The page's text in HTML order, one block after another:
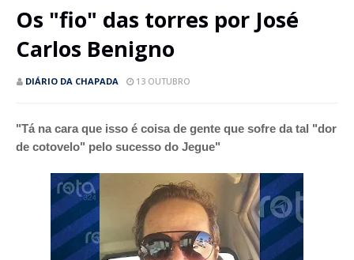
Os "fio" das torres por José
Carlos Benigno
DIÁRIO DA CHAPADA 13 OUTUBRO
"Tá na cara que isso é coisa de gente que sofre da tal "dor
de cotovelo" pelo sucesso do Jegue"